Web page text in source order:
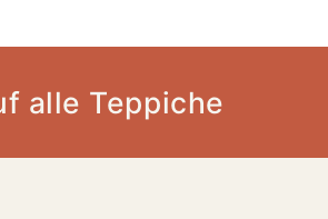
alle Teppiche